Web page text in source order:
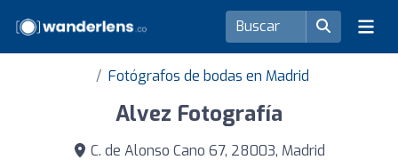
Fotógrafos de bodas en Madrid
Alvez Fotografía
C. de Alonso Cano 67, 28003, Madrid